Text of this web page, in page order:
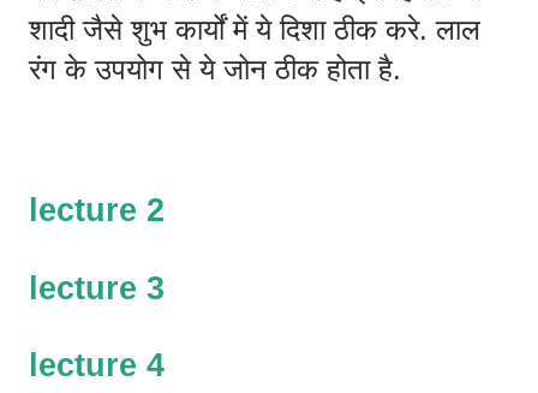
शादी जैसे शुभ कार्यों में ये दिशा ठीक करे. लाल
रंग के उपयोग से ये जोन ठीक होता है.
lecture 2
lecture 3
lecture 4